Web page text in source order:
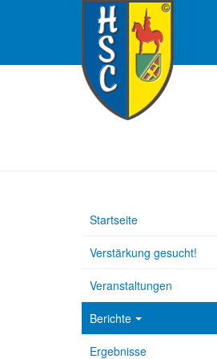
Startseite
Verstärkung gesucht!
Veranstaltungen
Berichte
Ergebnisse